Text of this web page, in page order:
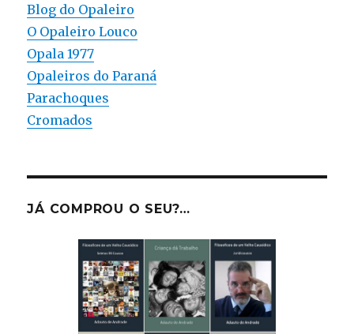
Blog do Opaleiro
O Opaleiro Louco
Opala 1977
Opaleiros do Paraná
Parachoques
Cromados
JÁ COMPROU O SEU?…